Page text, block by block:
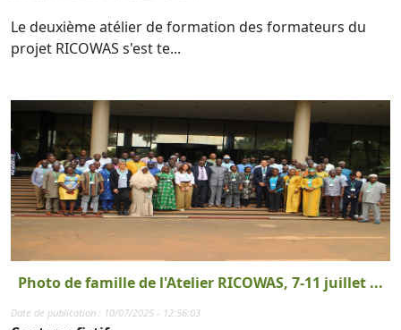
Le deuxième atélier de formation des formateurs du
projet RICOWAS s'est te...
Photo de famille de l'Atelier RICOWAS, 7-11 juillet ...
Date de publication : 10/07/2025 - 12:56:03